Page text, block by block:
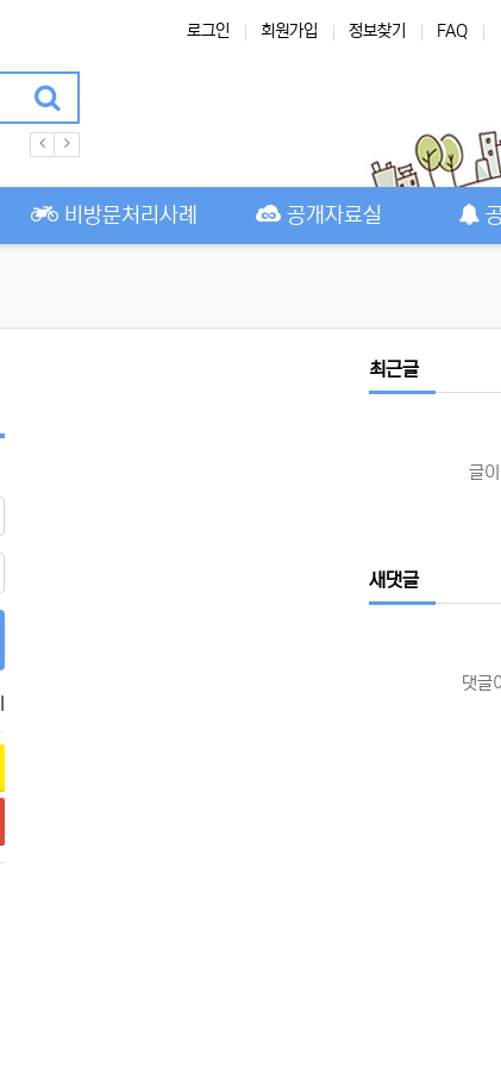
로그인 회원가입 정보찾기 FAQ
비방문처리사례 공개자료실
최근글
글
새댓글
댓글